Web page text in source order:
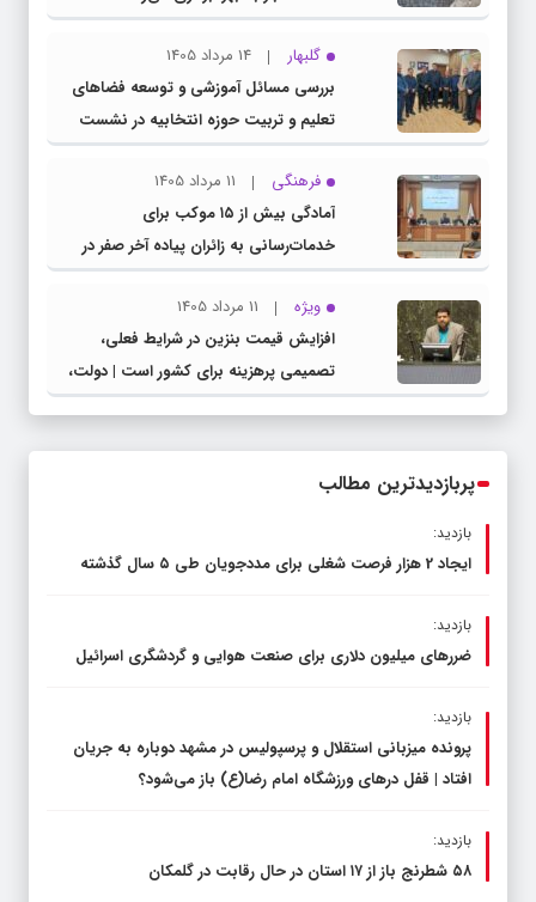
گلبهار
14 مرداد 1405
بررسی مسائل آموزشی و توسعه فضاهای
تعلیم و تربیت حوزه انتخابیه در نشست
مشترک عضو کمیسیون آموزش مجلس با
مدیرکل آموزش و پرورش خراسان رضوی
فرهنگی
11 مرداد 1405
آمادگی بیش از ۱۵ موکب برای
خدمات‌رسانی به زائران پیاده آخر صفر در
شهرستان چناران
ویژه
11 مرداد 1405
افزایش قیمت بنزین در شرایط فعلی،
تصمیمی پرهزینه برای کشور است | دولت،
قاچاق سوخت و عوامل اصلی ناترازی را
پربازدیدترین مطالب
بازدید:
ایجاد 2 هزار فرصت شغلی برای مددجویان طی ۵ سال گذشته
بازدید:
ضررهای میلیون دلاری برای صنعت هوایی و گردشگری اسرائیل
بازدید:
پرونده میزبانی استقلال و پرسپولیس در مشهد دوباره به جریان
افتاد | قفل در‌های ورزشگاه امام رضا(ع) باز می‌شود؟
بازدید:
۵۸ شطرنج‌ باز از ۱۷ استان در حال رقابت در گلمکان